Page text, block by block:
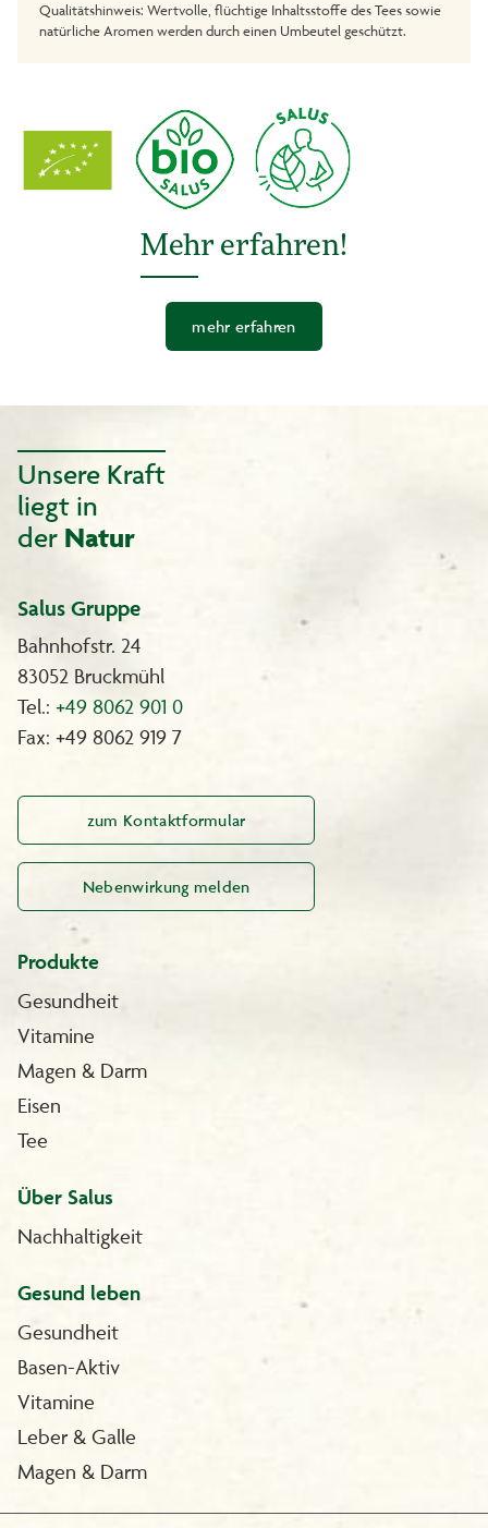
Qualitätshinweis: Wertvolle, flüchtige Inhaltsstoffe des Tees sowie
natürliche Aromen werden durch einen Umbeutel geschützt.
Mehr erfahren!
mehr erfahren
Unsere Kraft
liegt in
der Natur
Salus Gruppe
Bahnhofstr. 24
83052 Bruckmühl
Tel.: +49 8062 901 0
Fax: +49 8062 919 7
zum Kontaktformular
Nebenwirkung melden
Produkte
Gesundheit
Vitamine
Magen & Darm
Eisen
Tee
Über Salus
Nachhaltigkeit
Gesund leben
Gesundheit
Basen-Aktiv
Vitamine
Leber & Galle
Magen & Darm